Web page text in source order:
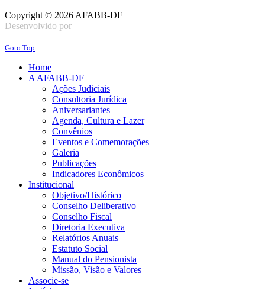
Copyright © 2026 AFABB-DF
Desenvolvido por
Goto Top
Home
A AFABB-DF
Ações Judiciais
Consultoria Jurídica
Aniversariantes
Agenda, Cultura e Lazer
Convênios
Eventos e Comemorações
Galeria
Publicações
Indicadores Econômicos
Institucional
Objetivo/Histórico
Conselho Deliberativo
Conselho Fiscal
Diretoria Executiva
Relatórios Anuais
Estatuto Social
Manual do Pensionista
Missão, Visão e Valores
Associe-se